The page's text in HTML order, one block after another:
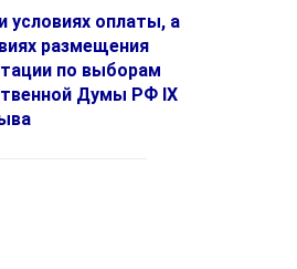
условиях оплаты, а
размещения
по выборам
Думы РФ IX